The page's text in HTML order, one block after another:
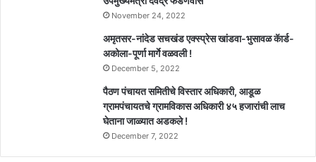
November 24, 2022
अमृतसर-नांदेड सचखंड एक्स्प्रेस खांडवा-भुसावळ कॅार्ड-
अकोला-पूर्णा मार्गे वळवली !
December 5, 2022
पैठण पंचायत समितीचे विस्तार अधिकारी, आडूळ
ग्रामपंचायतचे ग्रामविकास अधिकारी ४५ हजारांची लाच
घेताना जाळ्यात अडकले !
December 7, 2022